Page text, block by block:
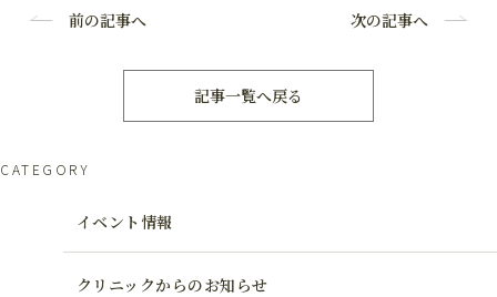
前の記事へ 次の記事へ
記事一覧へ戻る
CATEGORY
イベント情報
クリニックからのお知らせ